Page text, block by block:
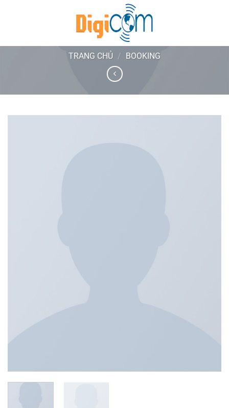
dung
Luxury Hotel
TRANG CHỦ / BOOKING